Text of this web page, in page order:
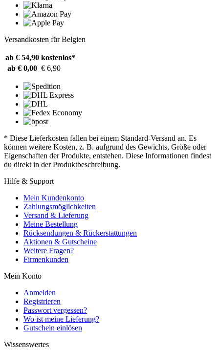
Versandkosten für Belgien
ab € 54,90 kostenlos*
ab € 0,00 € 6,90
* Diese Lieferkosten fallen bei einem Standard-Versand an. Es
können weitere Kosten, z. B. aufgrund des Gewichts, Größe oder
Eigenschaften der Produkte, entstehen. Diese Informationen findest
du direkt in der Produktbeschreibung.
Hilfe & Support
Mein Kundenkonto
Zahlungsmöglichkeiten
Versand & Lieferung
Meine Bestellung
Rücksendungen & Rückerstattungen
Aktionen & Gutscheine
Weitere Fragen?
Firmenkunden
Mein Konto
Anmelden
Registrieren
Passwort vergessen?
Wo ist meine Lieferung?
Gutschein einlösen
Wissenswertes